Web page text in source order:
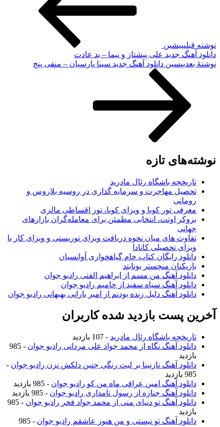
نوشته قبلیپیشین
دانلود آهنگ جدید علی پیشتاز و نیما – بد عادت
نوشته‌ٔ بعدیپسین دانلود آهنگ جدید سینا پارسیان – منفی پنج
نوشته‌های تازه
تاریخچه باشگاه رئال مادرید
تحصیل مهاجرت و سرمایه گذاری در روسیه بلاروس و
رومانی
معرفی تور کوبا و ویزای کوبا، تور اقساطی مالزی
بروکر اوتت، انتخابی مطمئن برای معامله‌گران بازارهای
جهانی
تفاوت های میان نحوه دریافت ویزای توریستی و ویزای کار با
ویزای تحصیلی کانادا
دانلود رایگان کتاب خام گیاهخواری آوانسیان
بازیکنان منچستر یونایتد
دانلود آهنگ من مسم از ابراهیم الفتی رادیو جوان
دانلود آهنگ سیاه سفید از حامیم رادیو جوان
دانلود آهنگ دلیل زنده بودنم از امیر بارانی بهبهانی رادیو جوان
آخرین پست بازدید شده کاربران
تاریخچه باشگاه رئال مادرید - 107 بازدید
دانلود آهنگ نگاه از محمد جواد علی مردانی رادیو جوان
- 985
بازدید
دانلود آهنگ نازنینا بر لبت رنگی چنین دلکش نزن رادیو جوان -
985 بازدید
دانلود آهنگ امین عراقی ماه من کو رادیو جوان - 985 بازدید
دانلود آهنگ جنازه از رسول نامداری رادیو جوان - 985 بازدید
دانلود آهنگ تو دنیای منی از محمد جواد فخر رادیو جوان
- 985
بازدید
دانلود آهنگ تو نیستی و من هنوز عاشقم رادیو جوان
- 985